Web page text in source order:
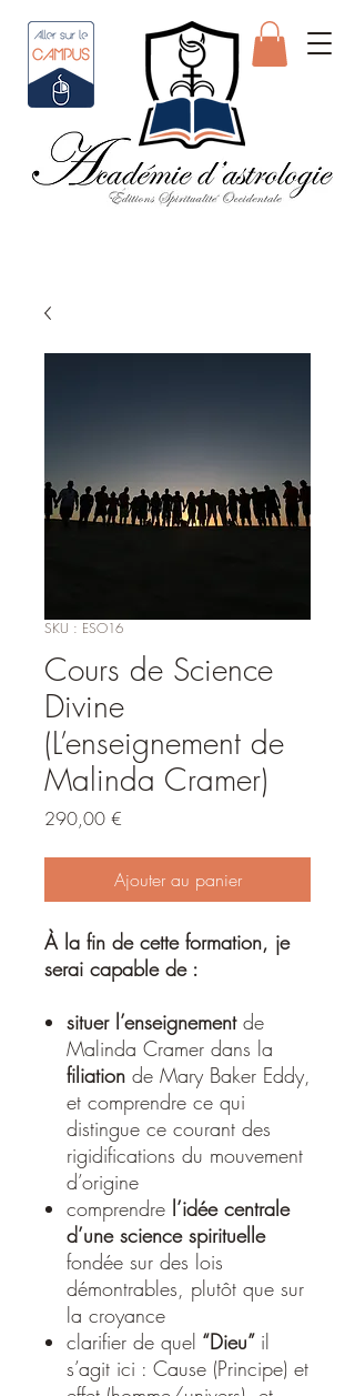
SKU : ESO16
Cours de Science
Divine
(L’enseignement de
Malinda Cramer)
290,00 €
Ajouter au panier
À la fin de cette formation, je
serai capable de :
situer l’enseignementde
Malinda Cramer dans la
filiation de Mary Baker Eddy,
et comprendre ce qui
distingue ce courant des
rigidifications du mouvement
d’origine
comprendre l’idée centrale
d’une science spirituelle
fondée sur des lois
démontrables, plutôt que sur
la croyance
clarifier de quel “Dieu” il
s’agit ici : Cause (Principe) et